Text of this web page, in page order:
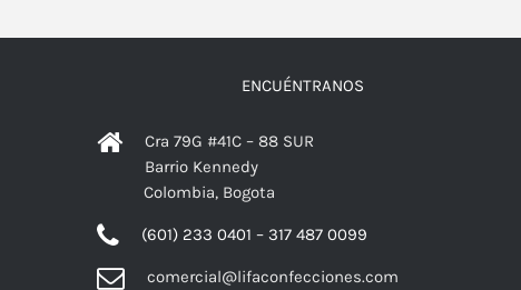
ENCUÉNTRANOS
Cra 79G #41C – 88 SUR
Barrio Kennedy
Colombia, Bogota
(601) 233 0401 – 317 487 0099
comercial@lifaconfecciones.com